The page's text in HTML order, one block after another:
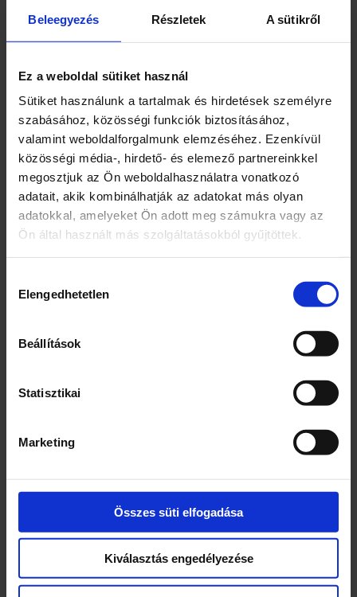
Beleegyezés Részletek A sütikről
Ez a weboldal sütiket használ
Sütiket használunk a tartalmak és hirdetések személyre
szabásához, közösségi funkciók biztosításához,
valamint weboldalforgalmunk elemzéséhez. Ezenkívül
közösségi média-, hirdető- és elemező partnereinkkel
megosztjuk az Ön weboldalhasználatra vonatkozó
adatait, akik kombinálhatják az adatokat más olyan
adatokkal, amelyeket Ön adott meg számukra vagy az
Ön által használt más szolgáltatásokból gyűjtöttek.
kiválasztása
Elengedhetetlen
Beállítások
Statisztikai
Marketing
Összes süti elfogadása
Kiválasztás engedélyezése
légkamra6 éves kortól ajánlottjavítókészletA
medence 6 éves kortól ajánlott.
Megfelel minden biztonsági szabványnak.
Felnőtt felügyelete mellett használható.A
termék CE tanúsítvánnyal rendelkezik.
Kapcsolódó termékek
Jelmez-
többféle
KOSÁRBA TESZEM
Felhúzhatós
egér
mennyiség
KOSÁRBA TESZEM